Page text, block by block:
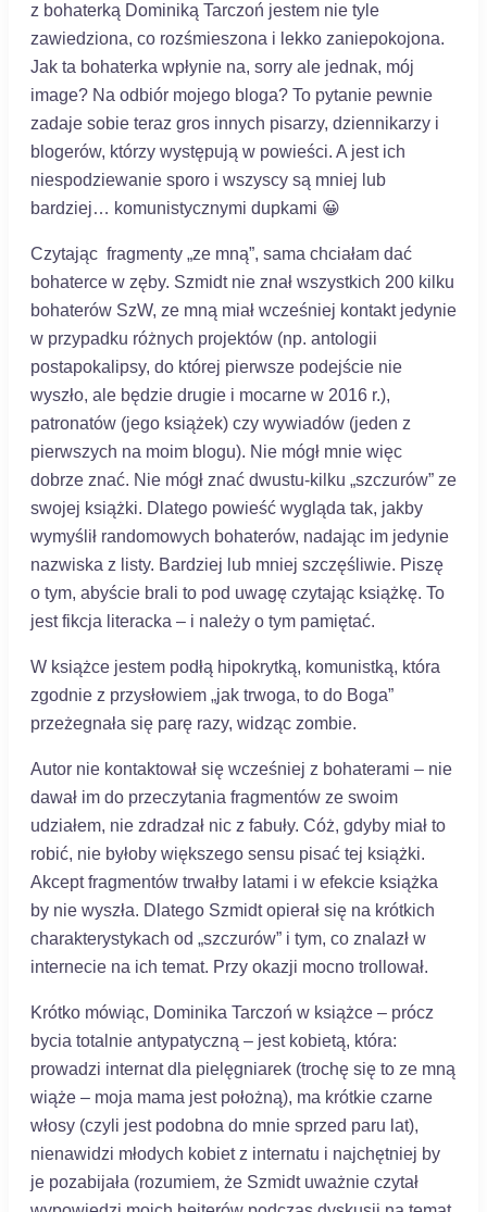
z bohaterką Dominiką Tarczoń jestem nie tyle
zawiedziona, co rozśmieszona i lekko zaniepokojona.
Jak ta bohaterka wpłynie na, sorry ale jednak, mój
image? Na odbiór mojego bloga? To pytanie pewnie
zadaje sobie teraz gros innych pisarzy, dziennikarzy i
blogerów, którzy występują w powieści. A jest ich
niespodziewanie sporo i wszyscy są mniej lub
bardziej… komunistycznymi dupkami 😀
Czytając fragmenty „ze mną”, sama chciałam dać
bohaterce w zęby. Szmidt nie znał wszystkich 200 kilku
bohaterów SzW, ze mną miał wcześniej kontakt jedynie
w przypadku różnych projektów (np. antologii
postapokalipsy, do której pierwsze podejście nie
wyszło, ale będzie drugie i mocarne w 2016 r.),
patronatów (jego książek) czy wywiadów (jeden z
pierwszych na moim blogu). Nie mógł mnie więc
dobrze znać. Nie mógł znać dwustu-kilku „szczurów” ze
swojej książki. Dlatego powieść wygląda tak, jakby
wymyślił randomowych bohaterów, nadając im jedynie
nazwiska z listy. Bardziej lub mniej szczęśliwie. Piszę
o tym, abyście brali to pod uwagę czytając książkę. To
jest fikcja literacka – i należy o tym pamiętać.
W książce jestem podłą hipokrytką, komunistką, która
zgodnie z przysłowiem „jak trwoga, to do Boga”
przeżegnała się parę razy, widząc zombie.
Autor nie kontaktował się wcześniej z bohaterami – nie
dawał im do przeczytania fragmentów ze swoim
udziałem, nie zdradzał nic z fabuły. Cóż, gdyby miał to
robić, nie byłoby większego sensu pisać tej książki.
Akcept fragmentów trwałby latami i w efekcie książka
by nie wyszła. Dlatego Szmidt opierał się na krótkich
charakterystykach od „szczurów” i tym, co znalazł w
internecie na ich temat. Przy okazji mocno trollował.
Krótko mówiąc, Dominika Tarczoń w książce – prócz
bycia totalnie antypatyczną – jest kobietą, która:
prowadzi internat dla pielęgniarek (trochę się to ze mną
wiąże – moja mama jest położną), ma krótkie czarne
włosy (czyli jest podobna do mnie sprzed paru lat),
nienawidzi młodych kobiet z internatu i najchętniej by
je pozabijała (rozumiem, że Szmidt uważnie czytał